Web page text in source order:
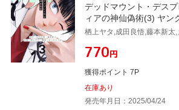
デッドマウント・デス
ィアの神仙偽術(3) ヤン
栖上ヤタ,成田良悟,藤本新太
¥770円
獲得ポイント 7P
在庫あり
発売年月日：2025/04/24